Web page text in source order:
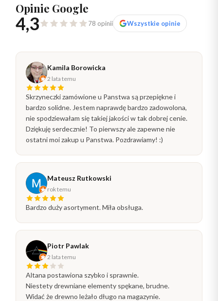
Opinie Google
4,3 78 opinii Wszystkie opinie
Kamila Borowicka
2 lata temu
Skrzyneczki zamówione u Panstwa są przepiękne i
bardzo solidne. Jestem naprawdę bardzo zadowolona,
nie spodziewałam się takiej jakości w tak dobrej cenie.
Dziękuję serdecznie! To pierwszy ale zapewne nie
ostatni moi zakup u Panstwa. Pozdrawiamy! :)
Mateusz Rutkowski
rok temu
Bardzo duży asortyment. Miła obsługa.
Piotr Pawlak
2 lata temu
Altana postawiona szybko i sprawnie.
Niestety drewniane elementy spękane, brudne.
Widać że drewno leżało długo na magazynie.